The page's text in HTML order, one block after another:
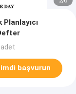
başvurun